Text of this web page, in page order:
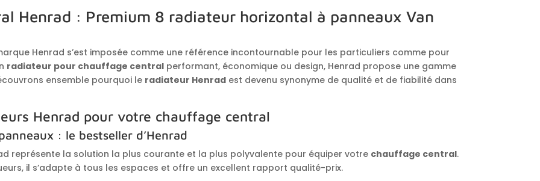
Henrad : Premium 8 radiateur horizontal à panneaux Van
Henrad s’est imposée comme une référence incontournable pour les particuliers comme pour
radiateur pour chauffage central performant, économique ou design, Henrad propose une gamme
ensemble pourquoi le radiateur Henrad est devenu synonyme de qualité et de fiabilité dans
Henrad pour votre chauffage central
: le bestseller d’Henrad
représente la solution la plus courante et la plus polyvalente pour équiper votre chauffage central.
il s’adapte à tous les espaces et offre un excellent rapport qualité-prix.